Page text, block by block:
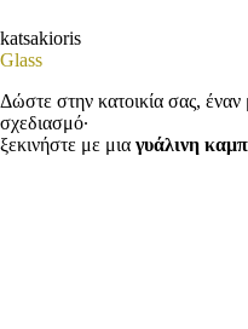
katsakioris
Glass
Δώστε στην κατοικία σας,
σχεδιασμό·
ξεκινήστε με μια γυάλινη